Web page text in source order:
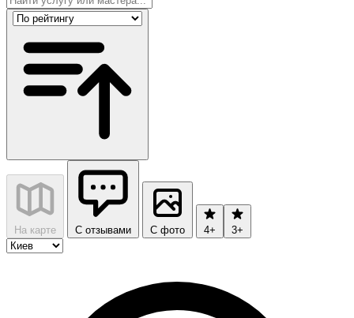
На карте С отзывами С фото 4+ 3+